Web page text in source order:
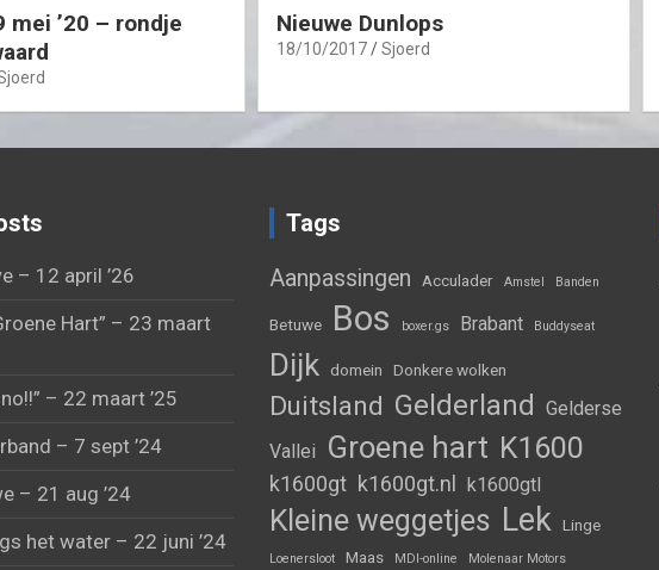
mei ’20 – rondje
Nieuwe Dunlops
18/10/2017 Sjoerd
– 12 april ’26
Hart” – 23 maart
– 22 maart ’25
– 7 sept ’24
– 21 aug ’24
het water – 22 juni ’24
Tags
Aanpassingen Acculader Amstel Banden
Betuwe Bos boxer.gs Brabant Buddyseat
Dijk domein Donkere wolken
Duitsland Gelderland Gelderse
Vallei
Groene hart K1600
k1600gt k1600gt.nl k1600gtl
Kleine weggetjes Lek Linge
Loenersloot Maas MDI-online Molenaar Motors